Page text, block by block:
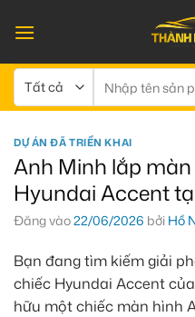
qua
dung
kiếm:
DỰ ÁN ĐÃ TRIỂN KHAI
Anh Minh lắp
Hyundai Accent
Đăng vào22/06/2026 bởi Hồ
Bạn đang tìm kiếm giải
chiếc Hyundai Accent
hữu một chiếc màn hình